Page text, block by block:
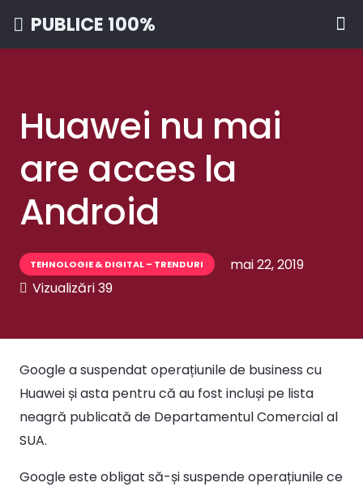
PUBLICE 100%
Huawei nu mai
are acces la
Android
TEHNOLOGIE & DIGITAL – TRENDURI
mai 22, 2019
Vizualizări39
Google a suspendat operațiunile de business cu
Huawei și asta pentru că au fost incluși pe lista
neagră publicată de Departamentul Comercial al
SUA.
Google este obligat să-și suspende operațiunile ce